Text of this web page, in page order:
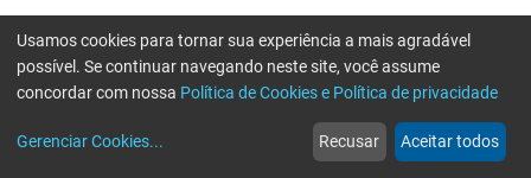
web
Notícias
more_horiz
Mais
Usamos cookies para tornar sua experiência a mais agradável
possível. Se continuar navegando neste site, você assume
concordar com nossa Política de Cookies e Política de privacidade
Gerenciar Cookies... Recusar Aceitar todos
Erro ao enviar informações, por favor tente novamente